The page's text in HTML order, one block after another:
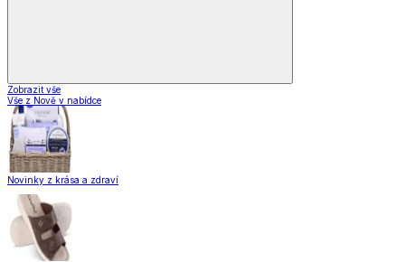
Zobrazit vše
Vše z Nově v nabídce
Novinky z krása a zdraví